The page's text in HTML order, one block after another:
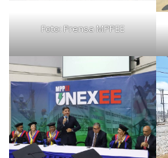
Foto: Prensa MPPEE